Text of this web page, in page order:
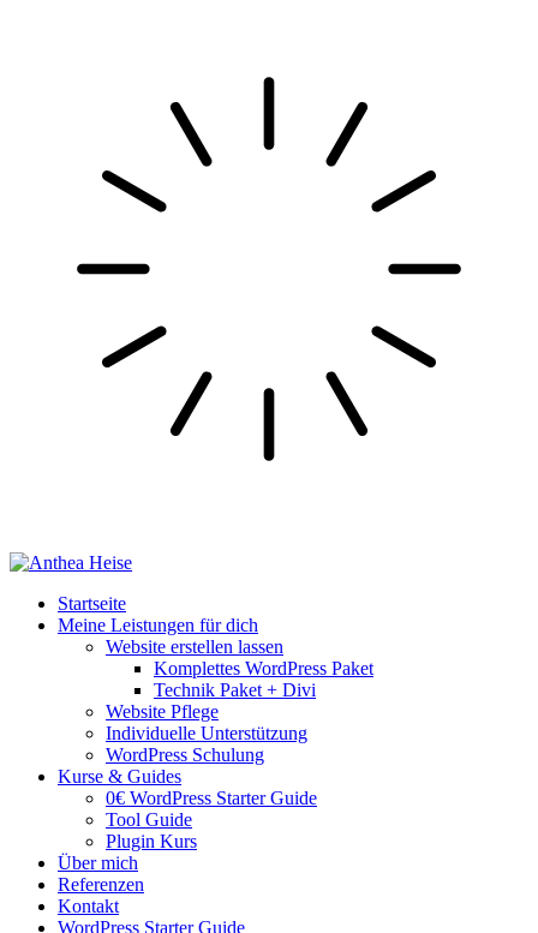
Startseite
Meine Leistungen für dich
Website erstellen lassen
Komplettes WordPress Paket
Technik Paket + Divi
Website Pflege
Individuelle Unterstützung
WordPress Schulung
Kurse & Guides
0€ WordPress Starter Guide
Tool Guide
Plugin Kurs
Über mich
Referenzen
Kontakt
WordPress Starter Guide